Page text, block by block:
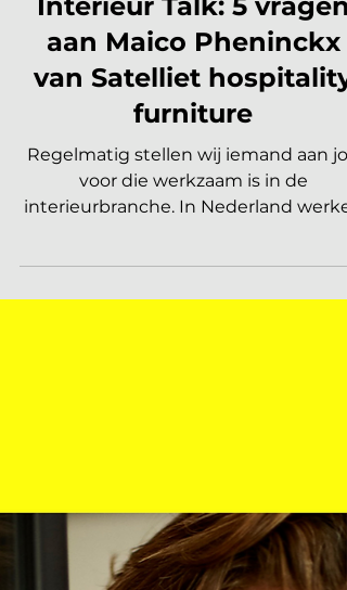
INTERIEUR TALK
Interieur Talk: 5 vragen
aan Maico Pheninckx
van Satelliet hospitality
furniture
Regelmatig stellen wij iemand aan